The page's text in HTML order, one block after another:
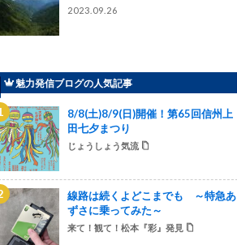
2023.09.26
魅力発信ブログの人気記事
8/8(土)8/9(日)開催！第65回信州上
田七夕まつり
じょうしょう気流
線路は続くよどこまでも ～特急あ
ずさに乗ってみた～
来て！観て！松本『彩』発見